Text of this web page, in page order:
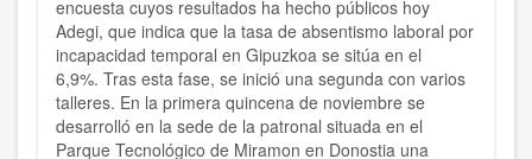
encuesta cuyos resultados ha hecho públicos hoy
Adegi, que indica que la tasa de absentismo laboral por
incapacidad temporal en Gipuzkoa se sitúa en el
6,9%. Tras esta fase, se inició una segunda con varios
talleres. En la primera quincena de noviembre se
desarrolló en la sede de la patronal situada en el
Parque Tecnológico de Miramon en Donostia una